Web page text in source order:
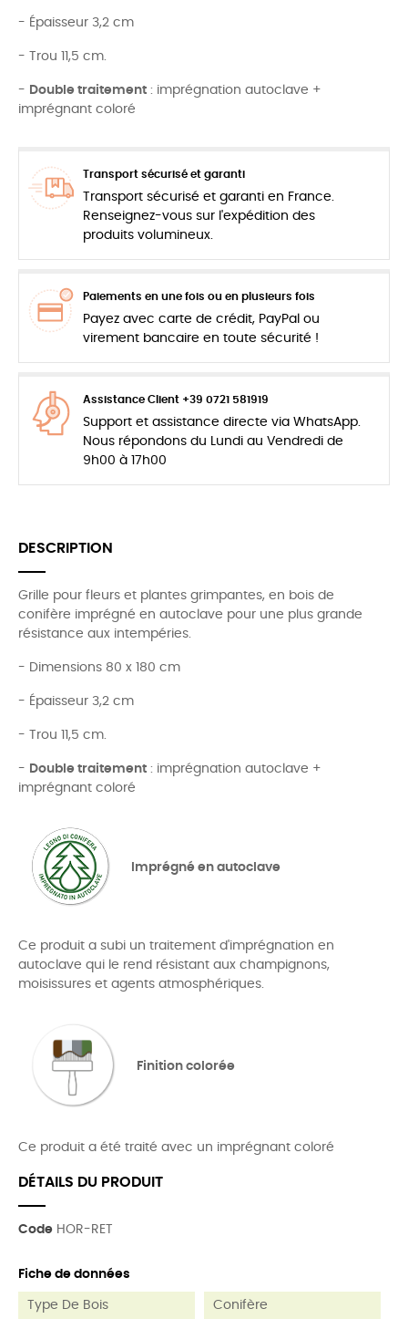
- Épaisseur 3,2 cm
- Trou 11,5 cm.
- Double traitement : imprégnation autoclave +
imprégnant coloré
Transport sécurisé et garanti
Transport sécurisé et garanti en France.
Renseignez-vous sur l'expédition des
produits volumineux.
Paiements en une fois ou en plusieurs fois
Payez avec carte de crédit, PayPal ou
virement bancaire en toute sécurité !
Assistance Client +39 0721 581919
Support et assistance directe via WhatsApp.
Nous répondons du Lundi au Vendredi de
9h00 à 17h00
DESCRIPTION
Grille pour fleurs et plantes grimpantes, en bois de
conifère imprégné en autoclave pour une plus grande
résistance aux intempéries.
- Dimensions 80 x 180 cm
- Épaisseur 3,2 cm
- Trou 11,5 cm.
- Double traitement : imprégnation autoclave +
imprégnant coloré
Imprégné en autoclave
Ce produit a subi un traitement d'imprégnation en
autoclave qui le rend résistant aux champignons,
moisissures et agents atmosphériques.
Finition colorée
Ce produit a été traité avec un imprégnant coloré
DÉTAILS DU PRODUIT
Code HOR-RET
Fiche de données
Type De Bois Conifère